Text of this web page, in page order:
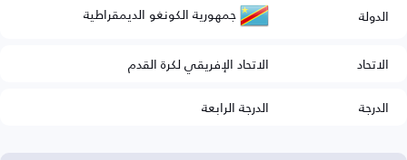
الدولة جمهورية الكونغو الديمقراطية
الاتحاد
الاتحاد الإفريقي لكرة القدم
الدرجة
الدرجة الرابعة